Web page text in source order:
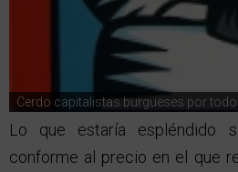
Cerdo capitalistas burgueses por
Lo que estaría espléndido
conforme al precio en el que